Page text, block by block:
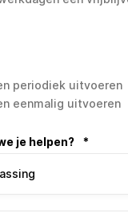
periodiek uitvoeren
eenmalig uitvoeren
je helpen? *